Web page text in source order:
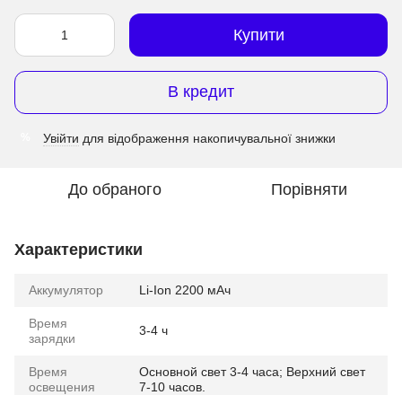
Купити
В кредит
Увійти для відображення накопичувальної знижки
До обраного Порівняти
Характеристики
Аккумулятор Li-Ion 2200 мАч
Время
зарядки
3-4 ч
Время
освещения
Основной свет 3-4 часа; Верхний свет
7-10 часов.